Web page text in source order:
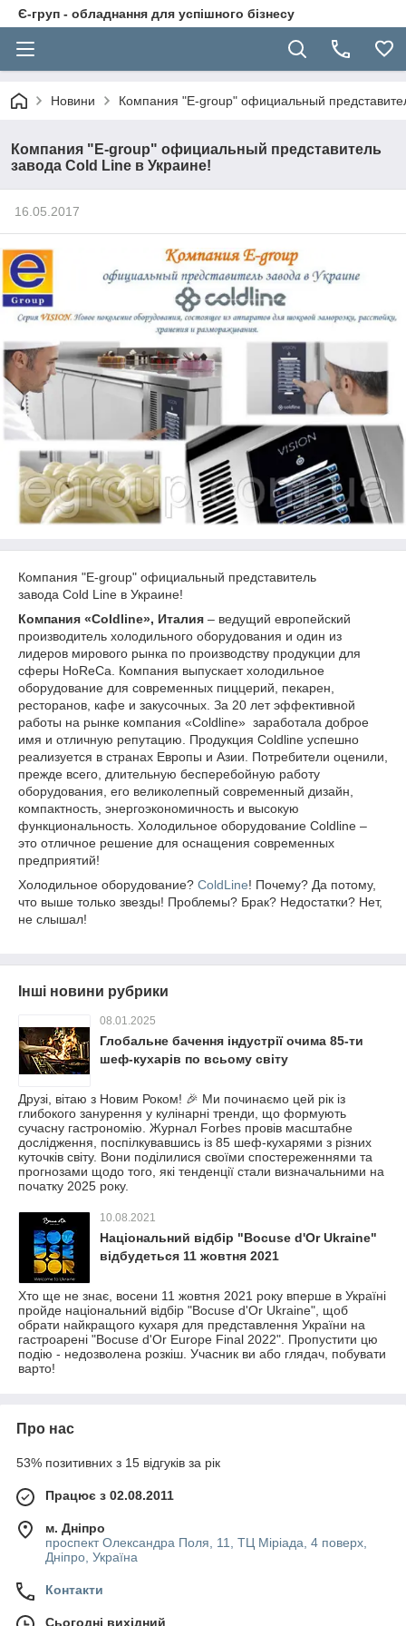
Є-груп - обладнання для успішного бізнесу
Новини Компания "E-group" официальный
Компания "E-group" официальный представитель
завода Cold Line в Украине!
16.05.2017
Компания "E-group" официальный представитель
завода Cold Line в Украине!
Компания «Coldline», Италия – ведущий европейский
производитель холодильного оборудования и один из
лидеров мирового рынка по производству продукции для
сферы HoReCa. Компания выпускает холодильное
оборудование для современных пиццерий, пекарен,
ресторанов, кафе и закусочных. За 20 лет эффективной
работы на рынке компания «Coldline» заработала доброе
имя и отличную репутацию. Продукция Coldline успешно
реализуется в странах Европы и Азии. Потребители оценили,
прежде всего, длительную бесперебойную работу
оборудования, его великолепный современный дизайн,
компактность, энергоэкономичность и высокую
функциональность. Холодильное оборудование Coldline –
это отличное решение для оснащения современных
предприятий!
Холодильное оборудование? ColdLine! Почему? Да потому,
что выше только звезды! Проблемы? Брак? Недостатки? Нет,
не слышал!
Інші новини рубрики
08.01.2025
Глобальне бачення індустрії очима 85-ти
шеф-кухарів по всьому світу
Друзі, вітаю з Новим Роком! 🎉 Ми починаємо цей рік із
глибокого занурення у кулінарні тренди, що формують
сучасну гастрономію. Журнал Forbes провів масштабне
дослідження, поспілкувавшись із 85 шеф-кухарями з різних
куточків світу. Вони поділилися своїми спостереженнями та
прогнозами щодо того, які тенденції стали визначальними на
початку 2025 року.
10.08.2021
Національний відбір "Bocuse d'Or Ukraine"
відбудеться 11 жовтня 2021
Хто ще не знає, восени 11 жовтня 2021 року вперше в Україні
пройде національний відбір "Bocuse d'Or Ukraine", щоб
обрати найкращого кухаря для представлення України на
гастроарені "Bocuse d'Or Europe Final 2022". Пропустити цю
подію - недозволена розкіш. Учасник ви або глядач, побувати
варто!
Про нас
53% позитивних з 15 відгуків за рік
Працює з 02.08.2011
м. Дніпро
проспект Олександра Поля, 11, ТЦ Міріада, 4 поверх,
Дніпро, Україна
Контакти
Сьогодні вихідний